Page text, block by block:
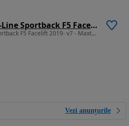
Praguri Audi S5 A5 S-Line Sportback F5 Facelift 2019- v7 - Maxton Design
Praguri Audi S5 A5 S-Line Sportback F5 Facelift 2019- v7 - Maxton Design
Vezi anunțurile